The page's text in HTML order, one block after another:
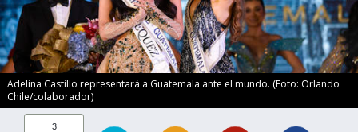
Adelina Castillo representará a Guatemala ante el mundo. (Foto: Orlando
Chile/colaborador)
3